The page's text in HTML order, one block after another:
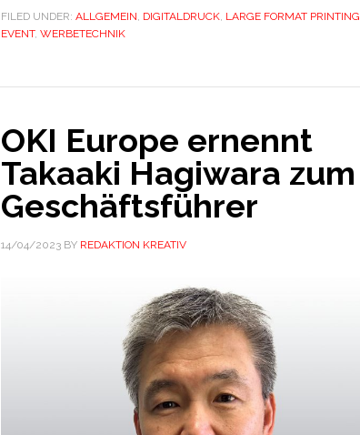
FILED UNDER: ALLGEMEIN, DIGITALDRUCK, LARGE FORMAT PRINTING
EVENT, WERBETECHNIK
OKI Europe ernennt
Takaaki Hagiwara zum
Geschäftsführer
14/04/2023BY REDAKTION KREATIV